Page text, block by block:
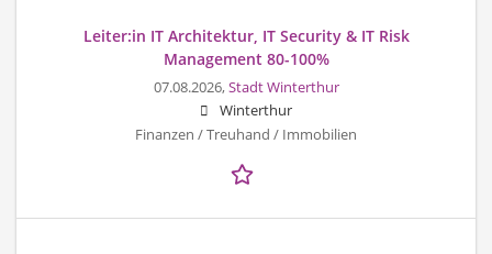
Leiter:in IT Architektur, IT Security & IT Risk
Management 80-100%
07.08.2026,Stadt Winterthur
Winterthur
Finanzen / Treuhand / Immobilien